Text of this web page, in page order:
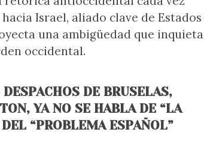
Israel, aliado clave de Estados
una ambigüedad que inquieta
occidental.
DE BRUSELAS,
YA NO SE HABLA DE “LA
“PROBLEMA ESPAÑOL”